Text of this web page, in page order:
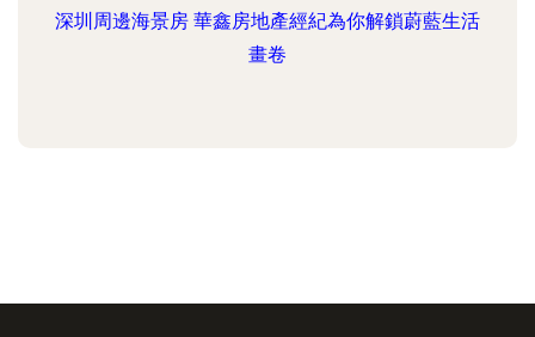
深圳周邊海景房 華鑫房地產經紀為你解鎖蔚藍生活
畫卷